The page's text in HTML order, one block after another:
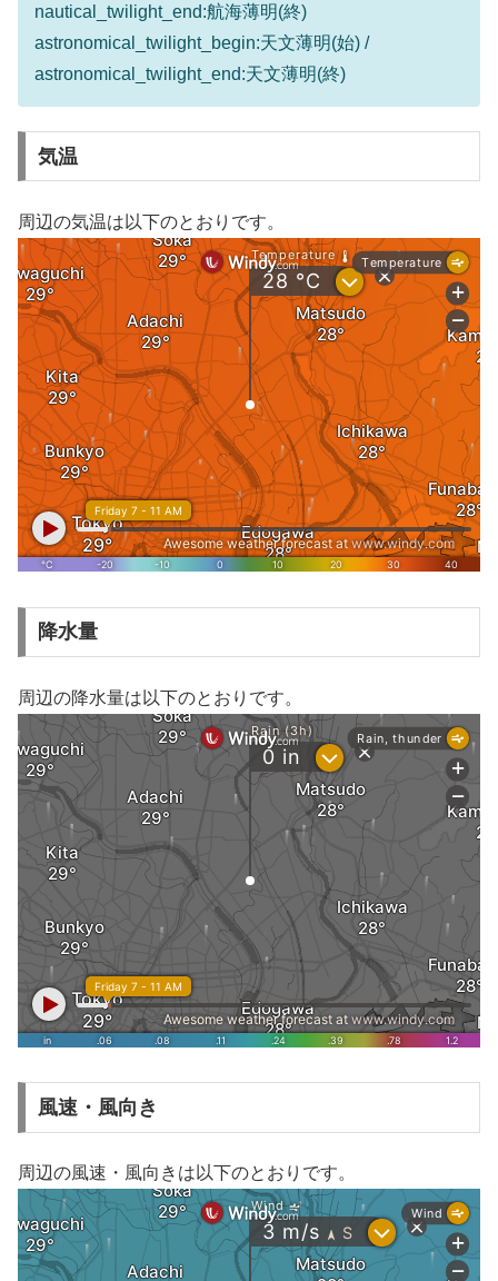
nautical_twilight_end:航海薄明(終)
astronomical_twilight_begin:天文薄明(始) /
astronomical_twilight_end:天文薄明(終)
気温
周辺の気温は以下のとおりです。
降水量
周辺の降水量は以下のとおりです。
風速・風向き
周辺の風速・風向きは以下のとおりです。